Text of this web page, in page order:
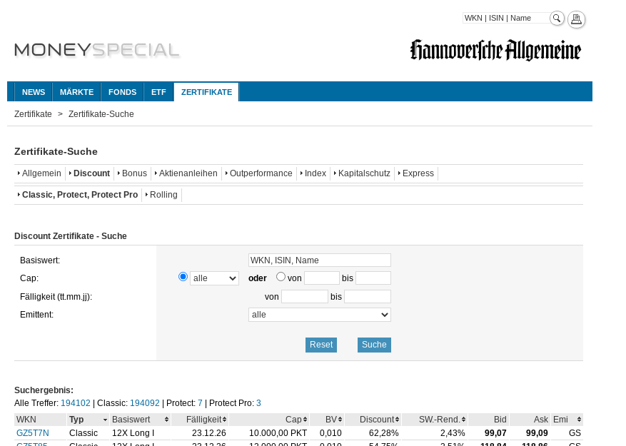
NEWS MÄRKTE FONDS ETF ZERTIFIKATE
Zertifikate Zertifikate-Suche
Zertifikate-Suche
Allgemein Discount Bonus Aktienanleihen Outperformance Index Kapitalschutz Express
Classic, Protect, Protect Pro Rolling
Discount Zertifikate - Suche
Basiswert:
Cap:
oder von
bis
Fälligkeit (tt.mm.jj):
von
bis
Emittent:
Suchergebnis:
Alle Treffer: 194102 | Classic: 194092 | Protect: 7 | Protect Pro: 3
WKN
Typ Basiswert Fälligkeit Cap BV Discount SW.-Rend. Bid Ask Emi
GZ5T7N
Classic 12X Long I 23.12.26 10.000,00 PKT 0,010 62,28% 2,43% 99,07 99,09
GS